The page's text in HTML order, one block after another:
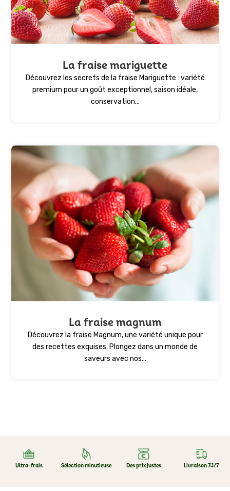
La fraise mariguette
Découvrez les secrets de la fraise Mariguette : variété
premium pour un goût exceptionnel, saison idéale,
conservation...
La fraise magnum
Découvrez la fraise Magnum, une variété unique pour
des recettes exquises. Plongez dans un monde de
saveurs avec nos...
Ultra-frais Sélection minutieuse Des prix justes Livraison 7J/7